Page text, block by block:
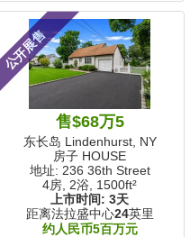
公开展售
售$68万5
东长岛 Lindenhurst, NY
房子 HOUSE
地址: 236 36th Street
4房, 2浴, 1500ft²
上市时间: 3天
距离法拉盛中心24英里
约人民币5百万元